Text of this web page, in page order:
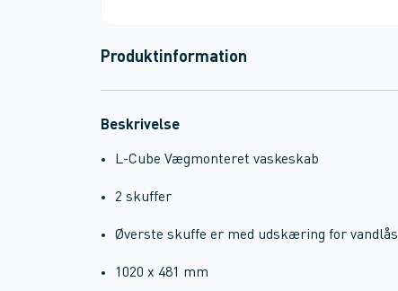
Produktinformation
Beskrivelse
L-Cube Vægmonteret vaskeskab
2 skuffer
Øverste skuffe er med udskæring for vandlås
1020 x 481 mm